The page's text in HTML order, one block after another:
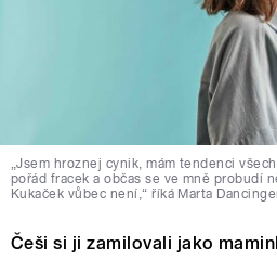
„Jsem hroznej cynik, mám tendenci
pořád fracek a občas se ve mně probudí
Kukaček vůbec není,“ říká Marta
Češi si ji zamilovali jako